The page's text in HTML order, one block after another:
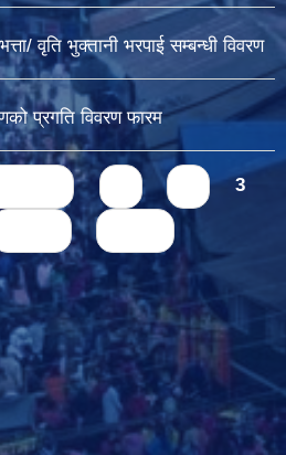
वृति भुक्तानी भरपाई सम्बन्धी विवरण
प्रगति विवरण फारम
3